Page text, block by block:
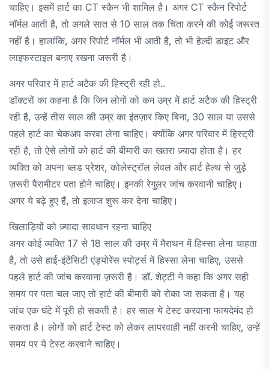
चाहिए। इसमें हार्ट का CT स्कैन भी शामिल है। अगर CT स्कैन रिपोर्ट
नॉर्मल आती है, तो अगले सात से 10 साल तक चिंता करने की कोई जरूरत
नहीं है। हालांकि, अगर रिपोर्ट नॉर्मल भी आती है, तो भी हेल्दी डाइट और
लाइफस्टाइल बनाए रखना जरूरी है।
अगर परिवार में हार्ट अटैक की हिस्ट्री रही हो..
डॉक्टरों का कहना है कि जिन लोगों को कम उम्र में हार्ट अटैक की हिस्ट्री
रही है, उन्हें तीस साल की उम्र का इंतज़ार किए बिना, 30 साल या उससे
पहले हार्ट का चेकअप करवा लेना चाहिए। क्योंकि अगर परिवार में हिस्ट्री
रही है, तो ऐसे लोगों को हार्ट की बीमारी का खतरा ज़्यादा होता है। हर
व्यक्ति को अपना ब्लड प्रेशर, कोलेस्ट्रॉल लेवल और हार्ट हेल्थ से जुड़े
ज़रूरी पैरामीटर पता होने चाहिए। इनकी रेगुलर जांच करवानी चाहिए।
अगर ये बढ़े हुए हैं, तो इलाज शुरू कर देना चाहिए।
खिलाड़ियों को ज़्यादा सावधान रहना चाहिए
अगर कोई व्यक्ति 17 से 18 साल की उम्र में मैराथन में हिस्सा लेना चाहता
है, तो उसे हाई-इंटेंसिटी एंड्योरेंस स्पोर्ट्स में हिस्सा लेना चाहिए, उससे
पहले हार्ट की जांच करवाना ज़रूरी है। डॉ. शेट्टी ने कहा कि अगर सही
समय पर पता चल जाए तो हार्ट की बीमारी को रोका जा सकता है। यह
जांच एक घंटे में पूरी हो सकती है। हर साल ये टेस्ट करवाना फायदेमंद हो
सकता है। लोगों को हार्ट टेस्ट को लेकर लापरवाही नहीं करनी चाहिए, उन्हें
समय पर ये टेस्ट करवाने चाहिए।